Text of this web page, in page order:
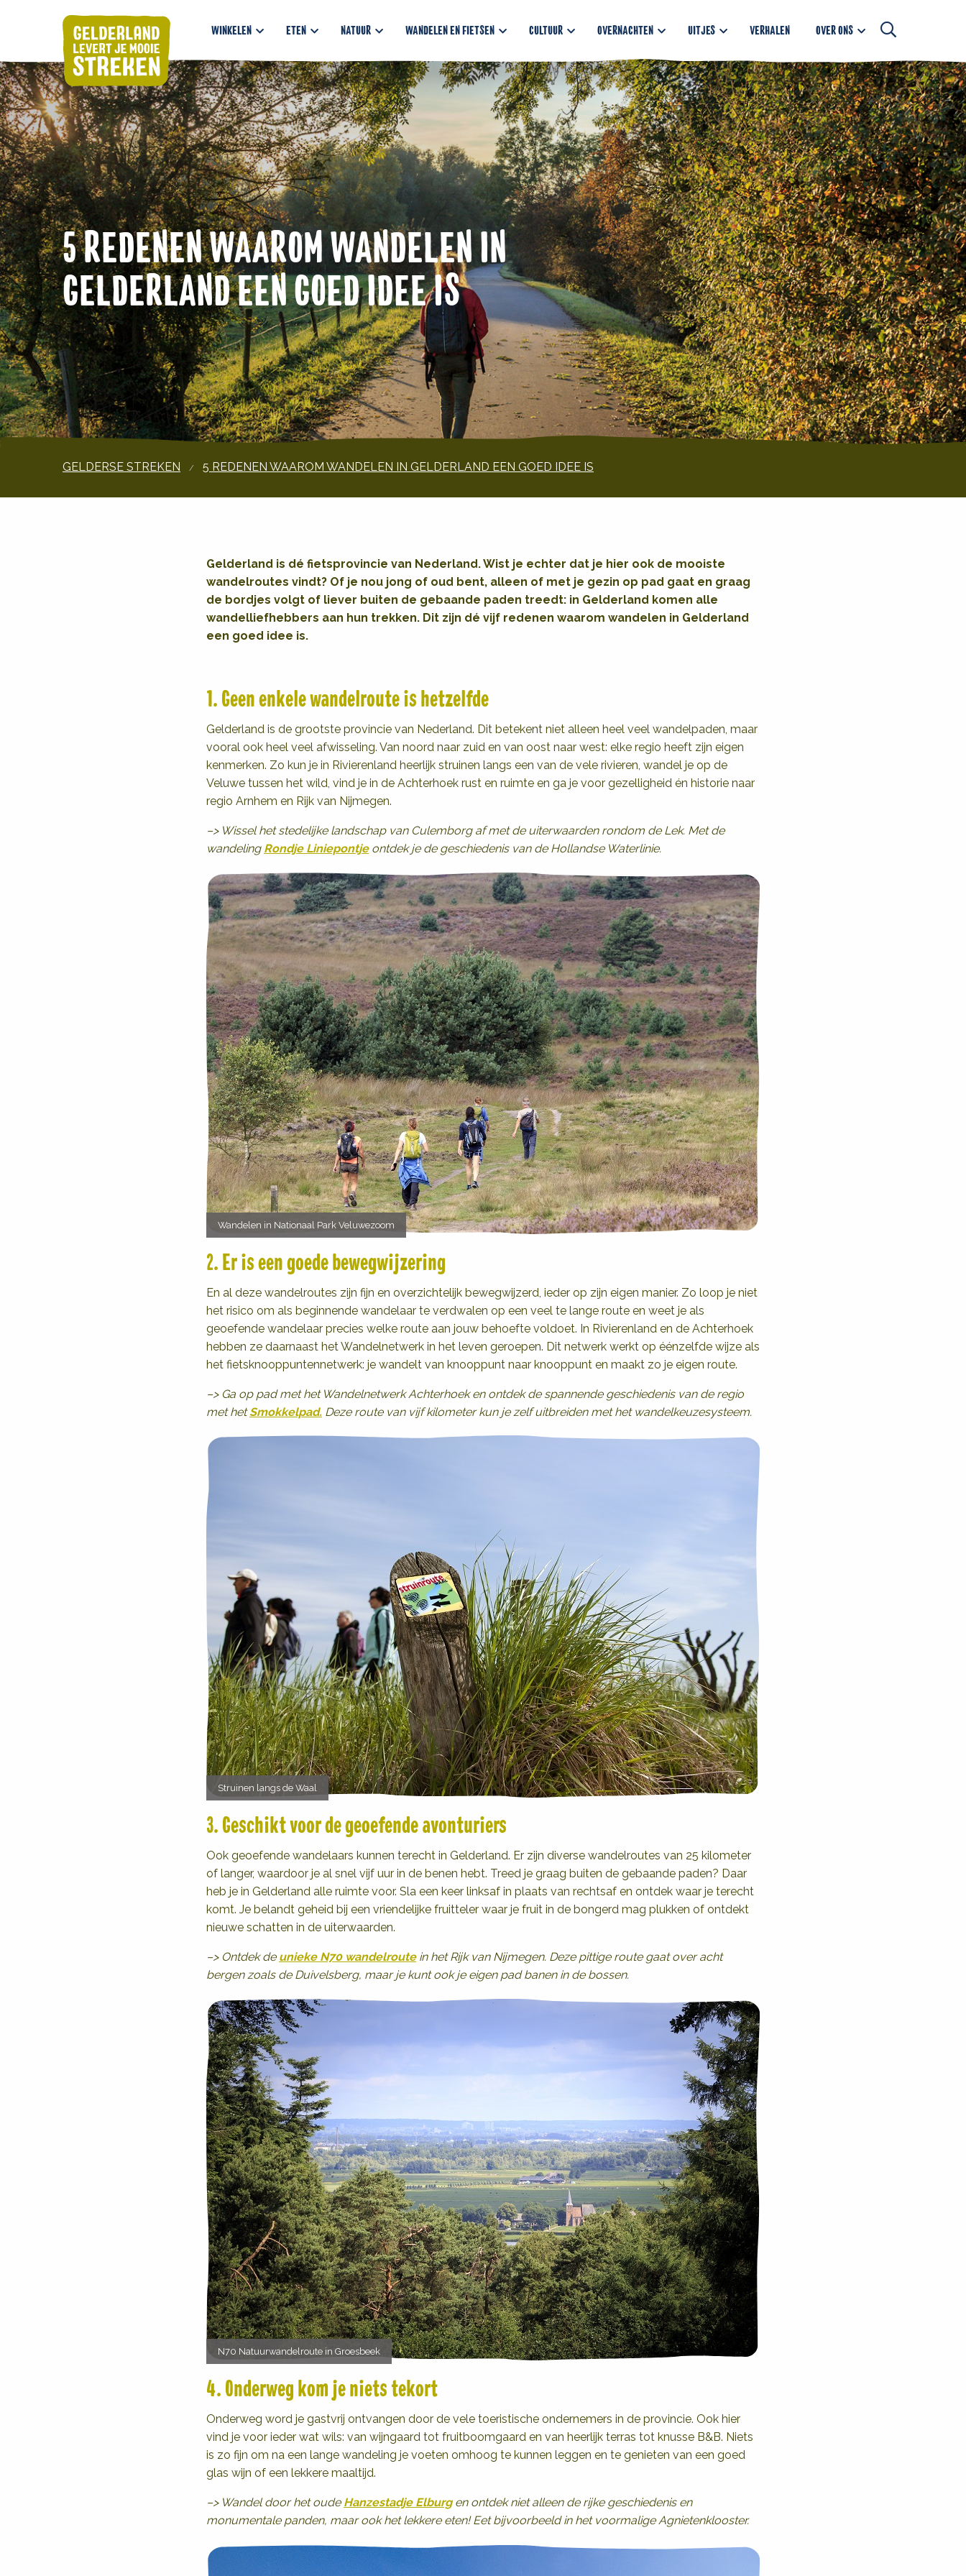
WINKELEN ETEN NATUUR WANDELEN EN FIETSEN CULTUUR OVERNACHTEN UITJES VERHALEN OVER ONS
Open
searchbar
5 REDENEN WAAROM WANDELEN IN
GELDERLAND EEN GOED IDEE IS
GELDERSE STREKEN 5 REDENEN WAAROM WANDELEN IN GELDERLAND EEN GOED IDEE IS
Gelderland is dé fietsprovincie van Nederland. Wist je echter dat je hier ook de mooiste
wandelroutes vindt? Of je nou jong of oud bent, alleen of met je gezin op pad gaat en graag
de bordjes volgt of liever buiten de gebaande paden treedt: in Gelderland komen alle
wandelliefhebbers aan hun trekken. Dit zijn dé vijf redenen waarom wandelen in Gelderland
een goed idee is.
1. Geen enkele wandelroute is hetzelfde
Gelderland is de grootste provincie van Nederland. Dit betekent niet alleen heel veel wandelpaden, maar
vooral ook heel veel afwisseling. Van noord naar zuid en van oost naar west: elke regio heeft zijn eigen
kenmerken. Zo kun je in Rivierenland heerlijk struinen langs een van de vele rivieren, wandel je op de
Veluwe tussen het wild, vind je in de Achterhoek rust en ruimte en ga je voor gezelligheid én historie naar
regio Arnhem en Rijk van Nijmegen.
–> Wissel het stedelijke landschap van Culemborg af met de uiterwaarden rondom de Lek. Met de
wandeling Rondje Liniepontjeontdek je de geschiedenis van de Hollandse Waterlinie.
Wandelen in Nationaal Park Veluwezoom
2. Er is een goede bewegwijzering
En al deze wandelroutes zijn fijn en overzichtelijk bewegwijzerd, ieder op zijn eigen manier. Zo loop je niet
het risico om als beginnende wandelaar te verdwalen op een veel te lange route en weet je als
geoefende wandelaar precies welke route aan jouw behoefte voldoet. In Rivierenland en de Achterhoek
hebben ze daarnaast het Wandelnetwerk in het leven geroepen. Dit netwerk werkt op éénzelfde wijze als
het fietsknooppuntennetwerk: je wandelt van knooppunt naar knooppunt en maakt zo je eigen route.
–> Ga op pad met het Wandelnetwerk Achterhoek en ontdek de spannende geschiedenis van de regio
met hetSmokkelpad. Deze route van vijf kilometer kun je zelf uitbreiden met het wandelkeuzesysteem.
Struinen langs de Waal
3. Geschikt voor de geoefende avonturiers
Ook geoefende wandelaars kunnen terecht in Gelderland. Er zijn diverse wandelroutes van 25 kilometer
of langer, waardoor je al snel vijf uur in de benen hebt. Treed je graag buiten de gebaande paden? Daar
heb je in Gelderland alle ruimte voor. Sla een keer linksaf in plaats van rechtsaf en ontdek waar je terecht
komt. Je belandt geheid bij een vriendelijke fruitteler waar je fruit in de bongerd mag plukken of ontdekt
nieuwe schatten in de uiterwaarden.
–> Ontdek de unieke N70 wandelroutein het Rijk van Nijmegen. Deze pittige route gaat over acht
bergen zoals de Duivelsberg, maar je kunt ook je eigen pad banen in de bossen.
N70 Natuurwandelroute in Groesbeek
4. Onderweg kom je niets tekort
Onderweg word je gastvrij ontvangen door de vele toeristische ondernemers in de provincie. Ook hier
vind je voor ieder wat wils: van wijngaard tot fruitboomgaard en van heerlijk terras tot knusse B&B. Niets
is zo fijn om na een lange wandeling je voeten omhoog te kunnen leggen en te genieten van een goed
glas wijn of een lekkere maaltijd.
–> Wandel door het oude Hanzestadje Elburgen ontdek niet alleen de rijke geschiedenis en
monumentale panden, maar ook het lekkere eten! Eet bijvoorbeeld in het voormalige Agnietenklooster.